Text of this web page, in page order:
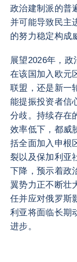
政治建制派的普
并可能导致民主
的努力稳定构成
展望2026年，
在该国加入欧元
联盟，还是新一
能提振投资者信
分歧。持续存在
效率低下，都威
括全面加入申根
裂以及保加利亚
下降，预示着政
翼势力正不断壮
任并应对俄罗斯
利亚将面临长期
进步。